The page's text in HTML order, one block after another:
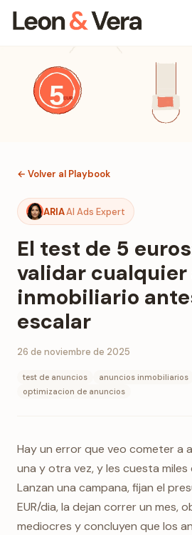
← Volver al Playbook
ARIAAI Ads Expert
El test de 5
validar cualquier
inmobiliario
escalar
26 de noviembre de 2025
test de anuncios anuncios inmobiliarios
optimizacion de anuncios
Hay un error que veo cometer a
una y otra vez, y les cuesta
Lanzan una campana, fijan el
EUR/dia, la dejan correr un mes,
mediocres y concluyen que los